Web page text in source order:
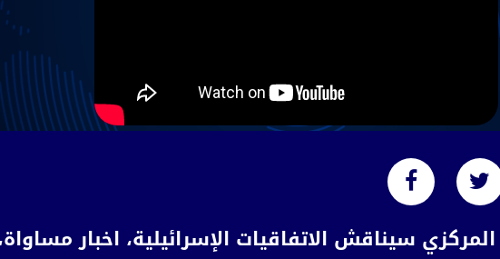
سيناقش الاتفاقيات الإسرائيلية، اخبار مساواة،24-10-2018-